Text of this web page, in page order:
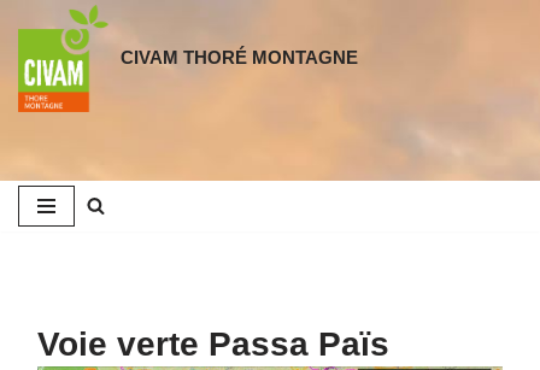
Aller
au
CIVAM THORÉ MONTAGNE
Voie verte Passa Païs